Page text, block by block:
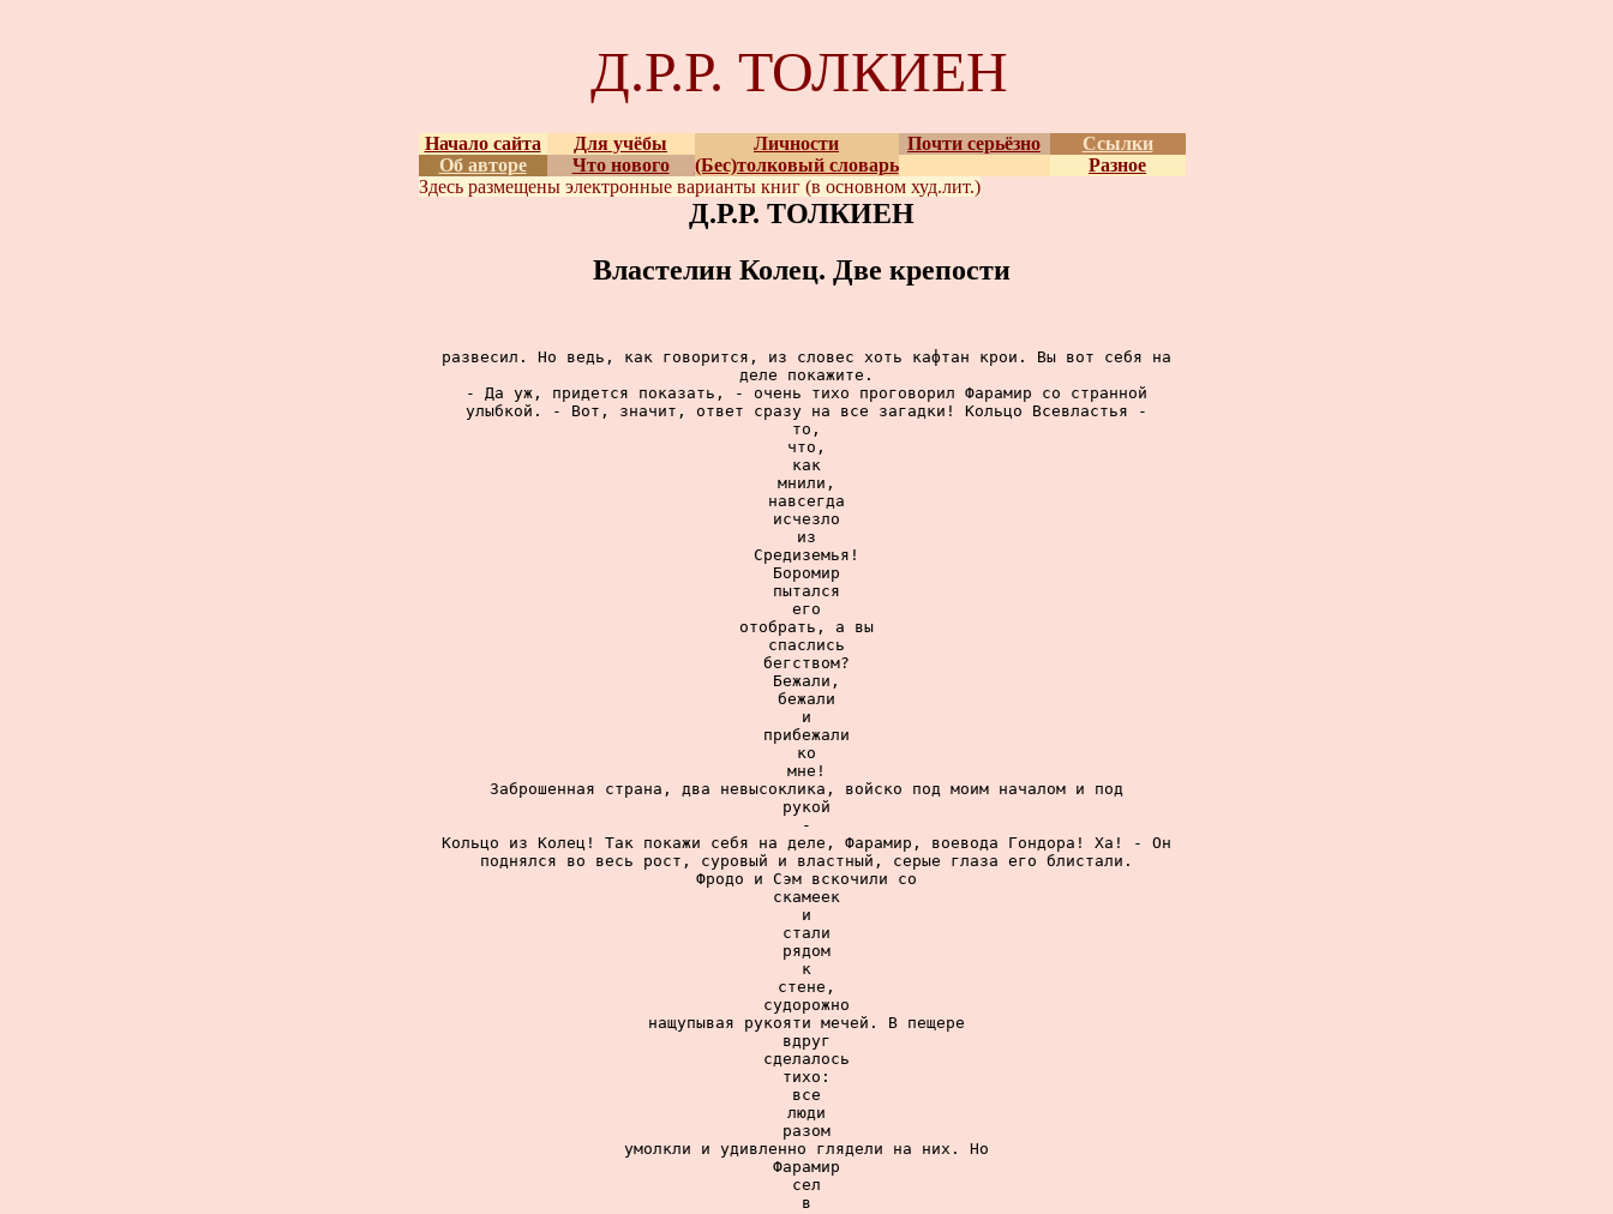
Д.Р.Р. ТОЛКИЕН
Начало сайта Для учёбы Личности Почти серьёзно
Ссылки
Об авторе
Что нового (Бес)толковый словарь
Разное
Здесь размещены электронные варианты книг (в основном худ.лит.)
Д.Р.Р. ТОЛКИЕН
Властелин Колец. Две крепости
развесил. Но ведь, как говорится, из словес хоть кафтан крои. Вы вот себя на
деле покажите.
- Да уж, придется показать, - очень тихо проговорил Фарамир со странной
улыбкой. - Вот, значит, ответ сразу на все загадки! Кольцо Всевластья -
то,
что,
как
мнили,
навсегда
исчезло
из
Средиземья!
Боромир
пытался
его
отобрать, а вы
спаслись
бегством?
Бежали,
бежали
и
прибежали
ко
мне!
Заброшенная страна, два невысоклика, войско под моим началом и под
рукой
-
Кольцо из Колец! Так покажи себя на деле, Фарамир, воевода Гондора! Ха! - Он
поднялся во весь рост, суровый и властный, серые глаза его блистали.
Фродо и Сэм вскочили со
скамеек
и
стали
рядом
к
стене,
судорожно
нащупывая рукояти мечей. В пещере
вдруг
сделалось
тихо:
все
люди
разом
умолкли и удивленно глядели на них. Но
Фарамир
сел
в